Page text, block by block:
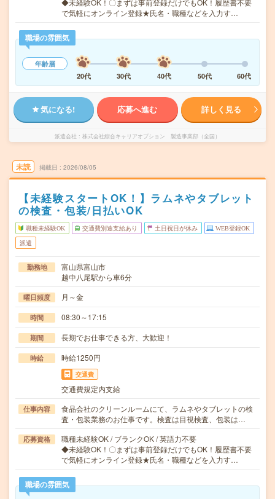
◆未経験OK！〇まずは事前登録だけでもOK！履歴書不要
で気軽にオンライン登録★氏名・職種などを入力す…
職場の雰囲気
年齢層
20代
30代 40代 50代 60代
気になる! 応募へ進む 詳しく見る
派遣会社 株式会社綜合キャリアオプション 製造事業部（全国）
未読 掲載日 2026/08/05
【未経験スタートOK！】ラムネやタブレット
の検査・包装/日払いOK
職種未経験OK 交通費別途支給あり 土日祝日が休み WEB登録OK
派遣
勤務地
富山県富山市
越中八尾駅から車6分
曜日頻度 月～金
時間 08:30～17:15
期間 長期でお仕事できる方、大歓迎！
時給 時給1250円
交通費
交通費規定内支給
仕事内容
食品会社のクリーンルームにて、ラムネやタブレットの検
査・包装業務のお仕事です。検査は目視検査、包装は…
応募資格
職種未経験OK / ブランクOK / 英語力不要
◆未経験OK！〇まずは事前登録だけでもOK！履歴書不要
で気軽にオンライン登録★氏名・職種などを入力す…
職場の雰囲気